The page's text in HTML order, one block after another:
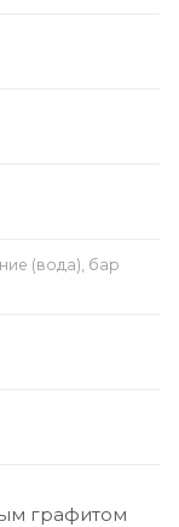
(вода), бар
графитом